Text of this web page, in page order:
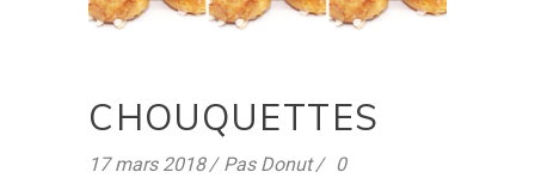
CHOUQUETTES
17 mars 2018 Pas Donut 0